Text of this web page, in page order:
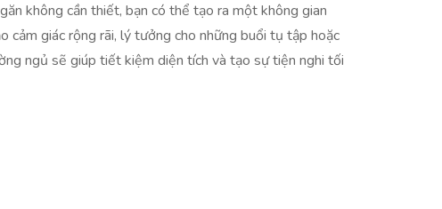
không cần thiết, bạn có thể tạo ra một không gian
cảm giác rộng rãi, lý tưởng cho những buổi tụ tập hoặc
ngủ sẽ giúp tiết kiệm diện tích và tạo sự tiện nghi tối